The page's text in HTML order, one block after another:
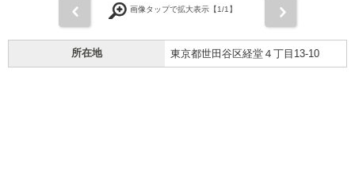
画像タップで拡大表示【1/1】
所在地 東京都世田谷区経堂４丁目13-10